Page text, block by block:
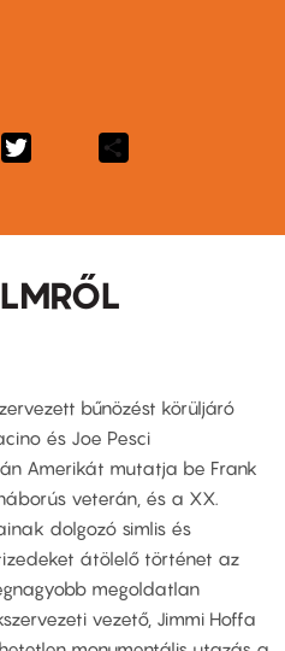
bűnözést körüljáró
és Joe Pesci
Amerikát mutatja be Frank
veterán, és a XX.
dolgozó simlis és
átölelő történet az
megoldatlan
vezető, Jimmi Hoffa